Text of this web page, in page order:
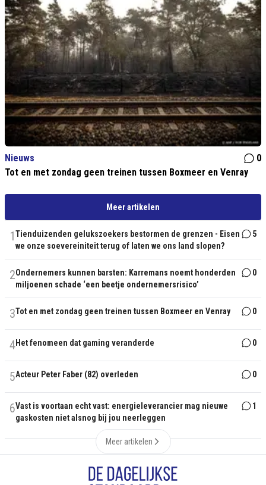
Nieuws
0
Tot en met zondag geen treinen tussen Boxmeer en Venray
Meer artikelen
1Tienduizenden gelukszoekers bestormen de grenzen - Eisen
we onze soevereiniteit terug of laten we ons land slopen?
5
2Ondernemers kunnen barsten: Karremans noemt honderden
miljoenen schade ‘een beetje ondernemersrisico’
0
3Tot en met zondag geen treinen tussen Boxmeer en Venray 0
4Het fenomeen dat gaming veranderde 0
5Acteur Peter Faber (82) overleden 0
6Vast is voortaan echt vast: energieleverancier mag nieuwe
gaskosten niet alsnog bij jou neerleggen
1
Meer artikelen